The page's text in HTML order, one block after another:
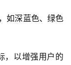
如深蓝色、绿色
，以增强用户的